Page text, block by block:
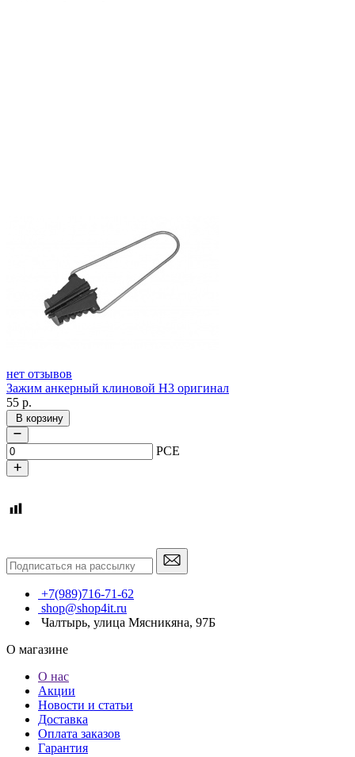
нет отзывов
Зажим анкерный клиновой Н3 оригинал
55 р.
В корзину
PCE
+7(989)716-71-62
shop@shop4it.ru
Чалтырь, улица Мясникяна, 97Б
О магазине
О нас
Акции
Новости и статьи
Доставка
Оплата заказов
Гарантия